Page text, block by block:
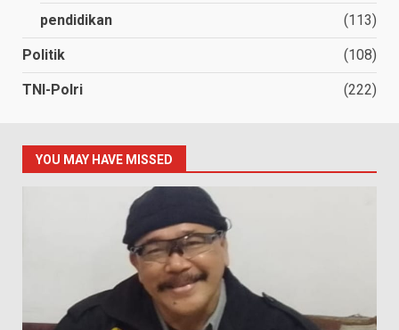
pendidikan (113)
Politik (108)
TNI-Polri (222)
YOU MAY HAVE MISSED